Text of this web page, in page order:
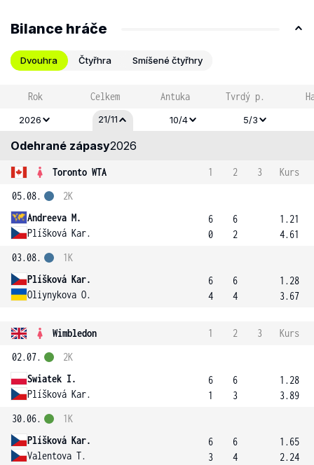
Bilance hráče
Dvouhra Čtyřhra Smíšené čtyřhry
Rok Celkem Antuka Tvrdý p.
2026 21/11 10/4 5/3
Odehrané zápasy2026
Toronto WTA 1 2 3
Kurs
05.08.
Andreeva M.
Plíšková Kar.
2K
6
0
6
2
1.21
4.61
03.08.
Plíšková Kar.
Oliynykova O.
1K
6
4
6
4
1.28
3.67
Wimbledon 1 2 3
Kurs
02.07.
Swiatek I.
Plíšková Kar.
2K
6
1
6
3
1.28
3.89
30.06.
Plíšková Kar.
Valentova T.
1K
6
3
6
4
1.65
2.24